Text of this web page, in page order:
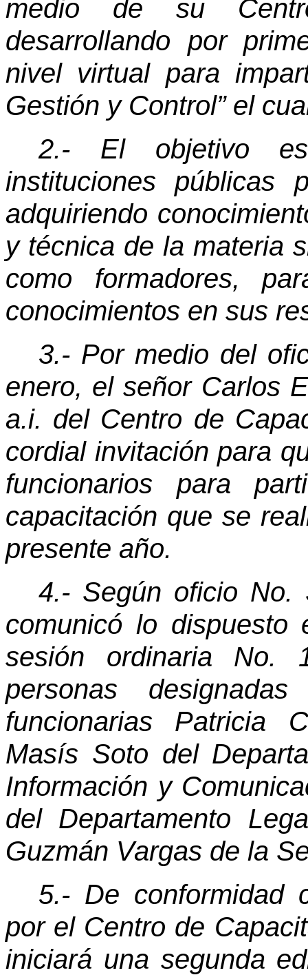
medio de su
desarrollando por
nivel virtual para
Gestión y Control” el
2.- El objetivo
instituciones públicas
adquiriendo
y técnica de la materia
como formadores,
conocimientos en sus
3.- Por medio del
enero, el señor Carlos
a.i. del Centro de
cordial invitación para
funcionarios para
capacitación que se
presente año.
4.- Según oficio No.
comunicó lo
sesión ordinaria No.
personas
funcionarias Patricia
Masís Soto del
Información y
del Departamento
Guzmán Vargas de la
5.- De conformidad
por el Centro de
iniciará una segunda